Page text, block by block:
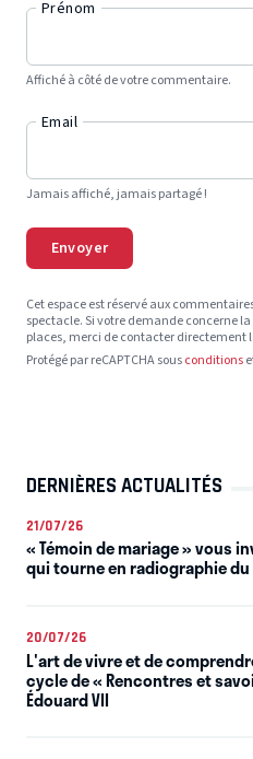
Prénom
Affiché à côté de votre commentaire.
Email
Jamais affiché, jamais partagé !
Envoyer
Cet espace est réservé aux
spectacle. Si votre demande concerne
places, merci de contacter directement
Protégé par reCAPTCHA sousconditions
DERNIÈRES ACTUALITÉS
21/07/26
« Témoin de mariage » vous
qui tourne en radiographie
20/07/26
L'art de vivre et de
cycle de « Rencontres et
Édouard VII